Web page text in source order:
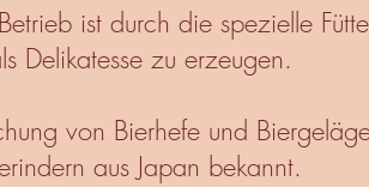
ist durch die spezielle
Delikatesse zu erzeugen.
von Bierhefe und
aus Japan bekannt.